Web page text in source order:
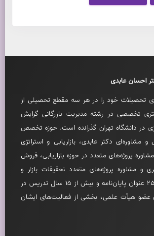
احسان عابدی
تحصيلات خود را در هر سه مقطع تحصيلی از
تخصصی در رشته مديريت بازرگانی گرايش
در دانشگاه تهران گذرانده است. حوزه تخصص
مشاوره‌ای دکتر عابدی، بازاريابی و استراتژی
پروژه‌های متعدد در حوزه بازاريابی، فروش
و مشاوره پروژه‌های متعدد تحقيقات بازار و
هدايت بيش از 250 عنوان پايان‌نامه و بيش از 15 سال تدريس در
عضو هيأت علمی، بخشی از فعاليت‌های ايشان